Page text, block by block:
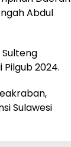
Abdul
2024.
Sulawesi